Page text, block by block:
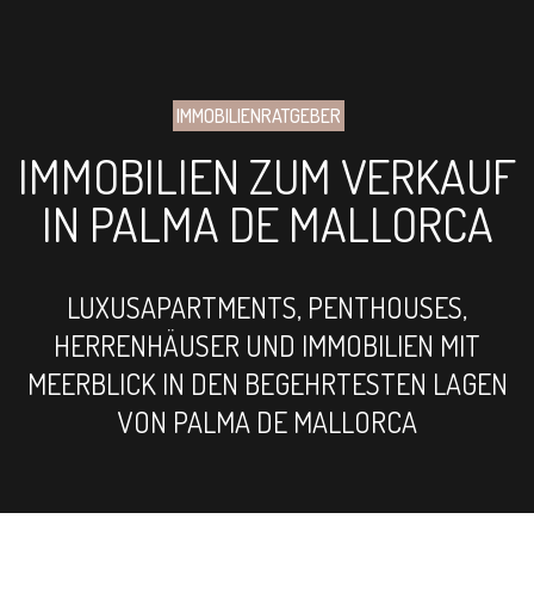
IMMOBILIENRATGEBER
IMMOBILIEN ZUM VERKAUF
IN PALMA DE MALLORCA
LUXUSAPARTMENTS, PENTHOUSES,
HERRENHÄUSER UND IMMOBILIEN MIT
MEERBLICK IN DEN BEGEHRTESTEN LAGEN
VON PALMA DE MALLORCA